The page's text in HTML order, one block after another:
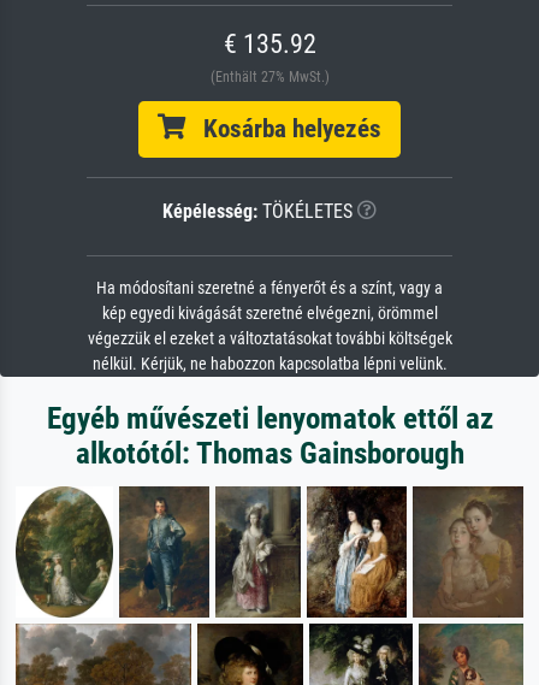
€ 135.92
(Enthält 27% MwSt.)
Kosárba helyezés
Képélesség: TÖKÉLETES
Ha módosítani szeretné a fényerőt és a színt, vagy a
kép egyedi kivágását szeretné elvégezni, örömmel
végezzük el ezeket a változtatásokat további költségek
nélkül. Kérjük, ne habozzon kapcsolatba lépni velünk.
Egyéb művészeti lenyomatok ettől az
alkotótól: Thomas Gainsborough